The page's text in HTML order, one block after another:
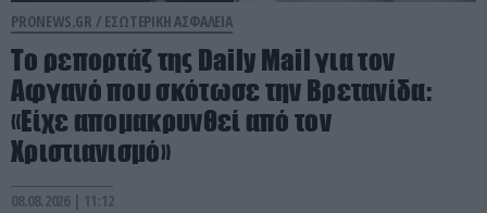
PRONEWS.GR / ΕΣΩΤΕΡΙΚΗ ΑΣΦΑΛΕΙΑ
Το ρεπορτάζ της Daily Mail για τον
Αφγανό που σκότωσε την Βρετανίδα:
«Είχε απομακρυνθεί από τον
Χριστιανισμό»
08.08.2026 | 11:12